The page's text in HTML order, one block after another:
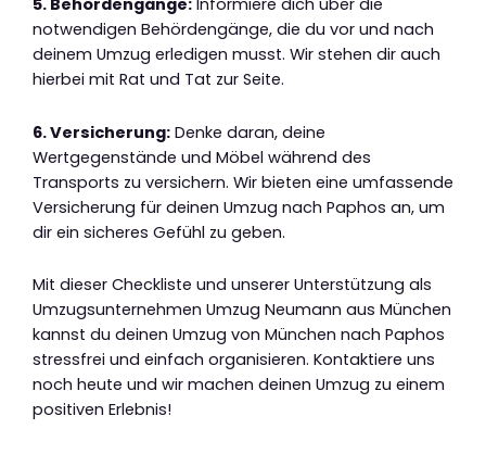
5. Behördengänge: Informiere dich über die
notwendigen Behördengänge, die du vor und nach
deinem Umzug erledigen musst. Wir stehen dir auch
hierbei mit Rat und Tat zur Seite.
6. Versicherung: Denke daran, deine
Wertgegenstände und Möbel während des
Transports zu versichern. Wir bieten eine umfassende
Versicherung für deinen Umzug nach Paphos an, um
dir ein sicheres Gefühl zu geben.
Mit dieser Checkliste und unserer Unterstützung als
Umzugsunternehmen Umzug Neumann aus München
kannst du deinen Umzug von München nach Paphos
stressfrei und einfach organisieren. Kontaktiere uns
noch heute und wir machen deinen Umzug zu einem
positiven Erlebnis!